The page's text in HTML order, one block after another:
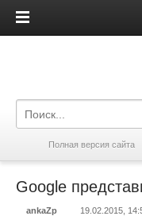
Полная версия сайта
Google
ankaZp 19.02.2015,